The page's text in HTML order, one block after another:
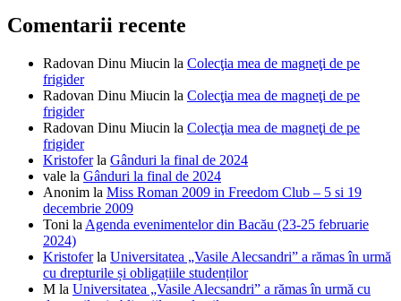
Comentarii recente
Radovan Dinu Miucin la Colecţia mea de magneţi de pe
frigider
Radovan Dinu Miucin la Colecţia mea de magneţi de pe
frigider
Radovan Dinu Miucin la Colecţia mea de magneţi de pe
frigider
Kristoferla Gânduri la final de 2024
vale la Gânduri la final de 2024
Anonim la Miss Roman 2009 in Freedom Club – 5 si 19
decembrie 2009
Toni la Agenda evenimentelor din Bacău (23-25 februarie
2024)
Kristoferla Universitatea „Vasile Alecsandri” a rămas în urmă
cu drepturile și obligațiile studenților
M la Universitatea „Vasile Alecsandri” a rămas în urmă cu